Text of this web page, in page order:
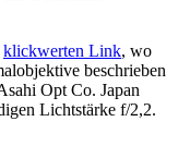
klickwerten Link, wo
beschrieben
Opt Co. Japan
Lichtstärke f/2,2.